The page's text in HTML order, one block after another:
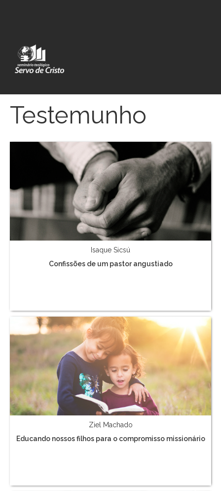
Testemunho
Isaque Sicsú
Confissões de um pastor angustiado
Ziel Machado
Educando nossos filhos para o compromisso missionário